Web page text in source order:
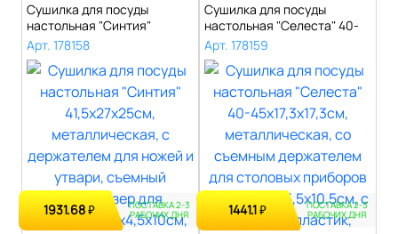
Сушилка для посуды
настольная "Синтия"
41,5х27х25см, ме..
Арт. 178158
1931.68₽ ПОСТАВКА 2-3
РАБОЧИХ ДНЯ
Сушилка для посуды
настольная "Селеста" 40-
45х17,3х17,3..
Арт. 178159
1441.1₽ ПОСТАВКА 2-3
РАБОЧИХ ДНЯ